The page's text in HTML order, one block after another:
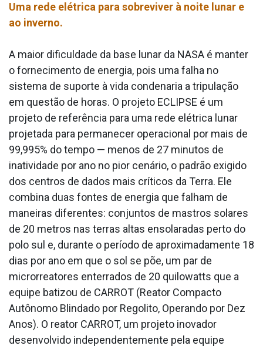
Uma rede elétrica para sobreviver à noite lunar e
ao inverno.
A maior dificuldade da base lunar da NASA é manter
o fornecimento de energia, pois uma falha no
sistema de suporte à vida condenaria a tripulação
em questão de horas. O projeto ECLIPSE é um
projeto de referência para uma rede elétrica lunar
projetada para permanecer operacional por mais de
99,995% do tempo — menos de 27 minutos de
inatividade por ano no pior cenário, o padrão exigido
dos centros de dados mais críticos da Terra. Ele
combina duas fontes de energia que falham de
maneiras diferentes: conjuntos de mastros solares
de 20 metros nas terras altas ensolaradas perto do
polo sul e, durante o período de aproximadamente 18
dias por ano em que o sol se põe, um par de
microrreatores enterrados de 20 quilowatts que a
equipe batizou de CARROT (Reator Compacto
Autônomo Blindado por Regolito, Operando por Dez
Anos). O reator CARROT, um projeto inovador
desenvolvido independentemente pela equipe